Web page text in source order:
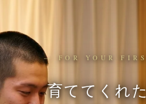
— FOR YOUR
育ててくれ